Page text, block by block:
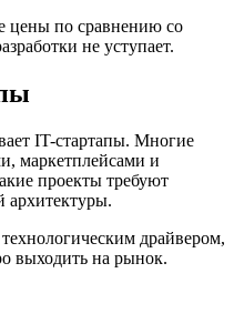
цены по сравнению со
не уступает.
IT-стартапы. Многие
маркетплейсами и
проекты требуют
архитектуры.
драйвером,
выходить на рынок.